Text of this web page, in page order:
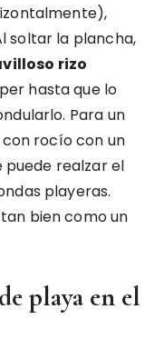
soltar la plancha,
rizo
hasta que lo
Para un
rocío con un
puede realzar el
playeras.
bien como un
playa en el